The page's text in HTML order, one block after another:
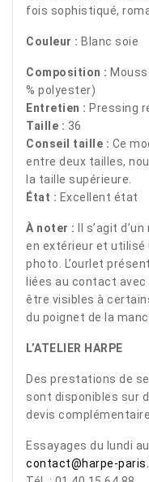
fois sophistiqué,
Couleur : Blanc soie
Composition :
% polyester)
Entretien : Pressing
Taille : 36
Conseil taille : Ce
entre deux tailles,
la taille supérieure.
État : Excellent état
À noter :
Il s’agit
en extérieur et utilisé
photo. L’ourlet
liées au contact
être visibles à
du poignet de la
L’ATELIER HARPE
Des prestations de
sont disponibles sur
devis complémentaire.
Essayages du lundi
contact@harpe-